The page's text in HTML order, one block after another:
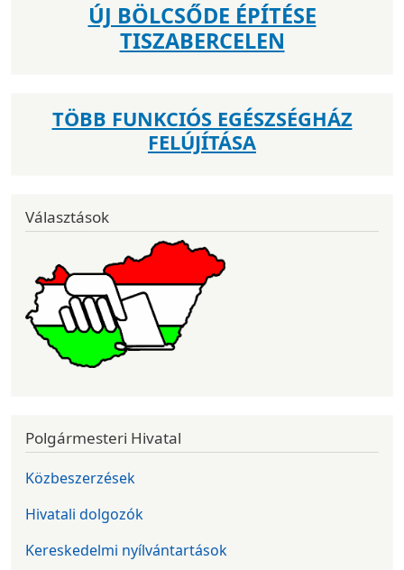
ÚJ BÖLCSŐDE ÉPÍTÉSE
TISZABERCELEN
TÖBB FUNKCIÓS EGÉSZSÉGHÁZ
FELÚJÍTÁSA
Választások
Polgármesteri Hivatal
Közbeszerzések
Hivatali dolgozók
Kereskedelmi nyílvántartások